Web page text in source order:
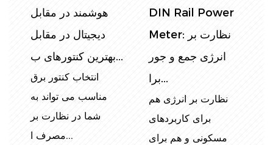
هوشمند در مقابل
دیجیتال در مقابل
بهترین کنتورهای ب...
انتخاب کنتور برق
مناسب می تواند به
شما در نظارت بر
مصرف ا...
DIN Rail Power
Meter: نظارت بر
انرژی جمع و جور
برا...
نظارت بر انرژی هم
برای کاربردهای
مسکونی و هم برای